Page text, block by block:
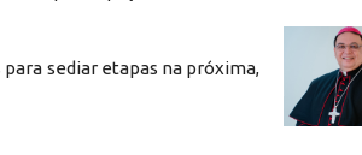
sediar etapas na próxima,